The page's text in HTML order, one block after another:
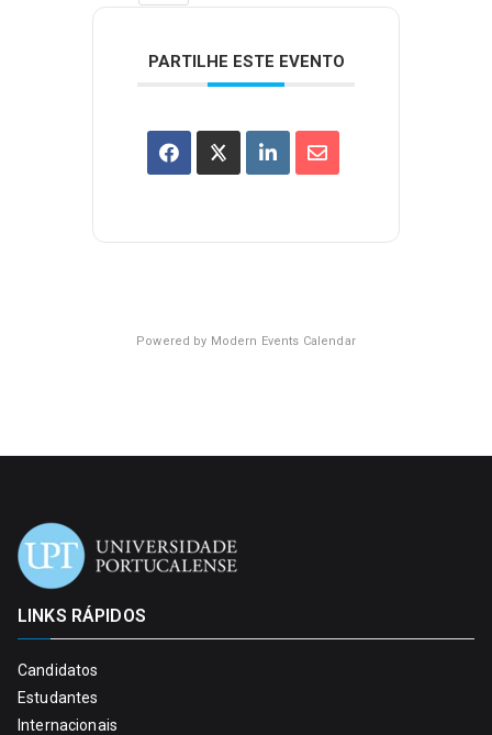
PARTILHE ESTE EVENTO
Powered by Modern Events Calendar
LINKS RÁPIDOS
Candidatos
Estudantes
Internacionais